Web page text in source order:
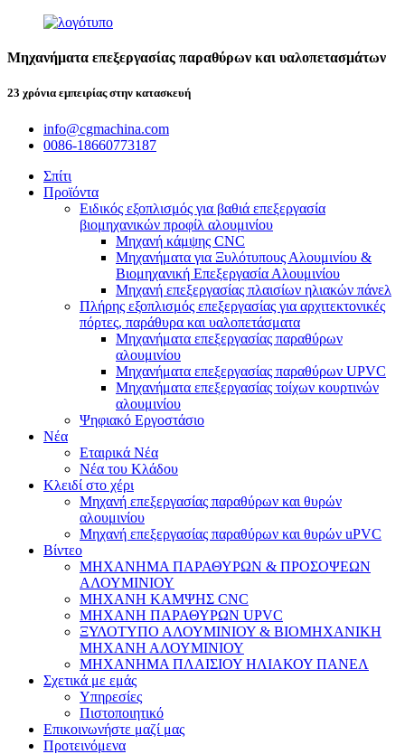
Μηχανήματα επεξεργασίας παραθύρων και υαλοπετασμάτων
23 χρόνια εμπειρίας στην κατασκευή
info@cgmachina.com
0086-18660773187
Σπίτι
Προϊόντα
Ειδικός εξοπλισμός για βαθιά επεξεργασία
βιομηχανικών προφίλ αλουμινίου
Μηχανή κάμψης CNC
Μηχανήματα για Ξυλότυπους Αλουμινίου &
Βιομηχανική Επεξεργασία Αλουμινίου
Μηχανή επεξεργασίας πλαισίων ηλιακών πάνελ
Πλήρης εξοπλισμός επεξεργασίας για αρχιτεκτονικές
πόρτες, παράθυρα και υαλοπετάσματα
Μηχανήματα επεξεργασίας παραθύρων
αλουμινίου
Μηχανήματα επεξεργασίας παραθύρων UPVC
Μηχανήματα επεξεργασίας τοίχων κουρτινών
αλουμινίου
Ψηφιακό Εργοστάσιο
Νέα
Εταιρικά Νέα
Νέα του Κλάδου
Κλειδί στο χέρι
Μηχανή επεξεργασίας παραθύρων και θυρών
αλουμινίου
Μηχανή επεξεργασίας παραθύρων και θυρών uPVC
Βίντεο
ΜΗΧΑΝΗΜΑ ΠΑΡΑΘΥΡΩΝ & ΠΡΟΣΟΨΕΩΝ
ΑΛΟΥΜΙΝΙΟΥ
ΜΗΧΑΝΗ ΚΑΜΨΗΣ CNC
ΜΗΧΑΝΗ ΠΑΡΑΘΥΡΩΝ UPVC
ΞΥΛΟΤΥΠΟ ΑΛΟΥΜΙΝΙΟΥ & ΒΙΟΜΗΧΑΝΙΚΗ
ΜΗΧΑΝΗ ΑΛΟΥΜΙΝΙΟΥ
ΜΗΧΑΝΗΜΑ ΠΛΑΙΣΙΟΥ ΗΛΙΑΚΟΥ ΠΑΝΕΛ
Σχετικά με εμάς
Υπηρεσίες
Πιστοποιητικό
Επικοινωνήστε μαζί μας
Προτεινόμενα